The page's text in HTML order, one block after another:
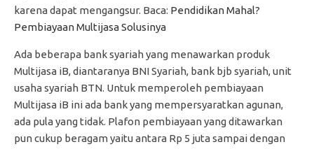
karena dapat mengangsur. Baca: Pendidikan Mahal?
Pembiayaan Multijasa Solusinya
Ada beberapa bank syariah yang menawarkan produk
Multijasa iB, diantaranya BNI Syariah, bank bjb syariah, unit
usaha syariah BTN. Untuk memperoleh pembiayaan
Multijasa iB ini ada bank yang mempersyaratkan agunan,
ada pula yang tidak. Plafon pembiayaan yang ditawarkan
pun cukup beragam yaitu antara Rp 5 juta sampai dengan